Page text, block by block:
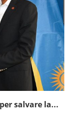
salvare la...